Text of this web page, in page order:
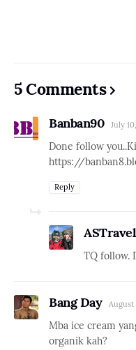
5 Comments
Banban90 July
Done follow
https://
Reply
TQ follow.
Bang Day August
Mba ice cream
organik kah?